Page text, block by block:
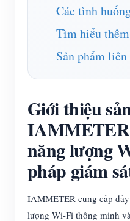
Tự động hóa gia
Giám sát năng
Video hướng dẫn
Câu hỏi thường gặp
Tin tức
Blog
Khám phá
Chương trình
Tiếp xúc
Các tình
Tìm hiểu thêm
Sản phẩm liên
Giới thiệu
năng lượng
pháp giám
IAMMETER cung cấp
lượng Wi-Fi thông minh